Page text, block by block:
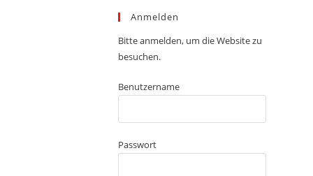
Anmelden
Bitte anmelden, um die Website zu
besuchen.
Benutzername
Passwort